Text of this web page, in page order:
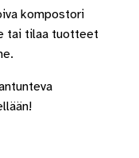
kompostori
tai tilaa tuotteet